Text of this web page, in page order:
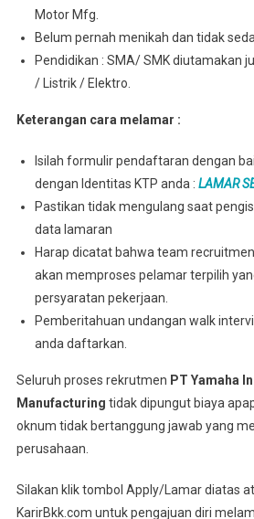
Motor Mfg.
Belum pernah menikah dan tidak
Pendidikan : SMA/ SMK diutamakan
/ Listrik / Elektro.
Keterangan cara melamar :
Isilah formulir pendaftaran dengan
dengan Identitas KTP anda : LAMAR
Pastikan tidak mengulang saat
data lamaran
Harap dicatat bahwa team
akan memproses pelamar terpilih
persyaratan pekerjaan.
Pemberitahuan undangan walk
anda daftarkan.
Seluruh proses rekrutmen PT Yamaha
Manufacturing tidak dipungut biaya
oknum tidak bertanggung jawab yang
perusahaan.
Silakan klik tombol Apply/Lamar diatas
KarirBkk.com untuk pengajuan diri